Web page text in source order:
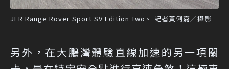
JLR Range Rover Sport SV Edition Two。 記者黃俐嘉／攝影
另外，在大鵬灣體驗直線加速的另一項關